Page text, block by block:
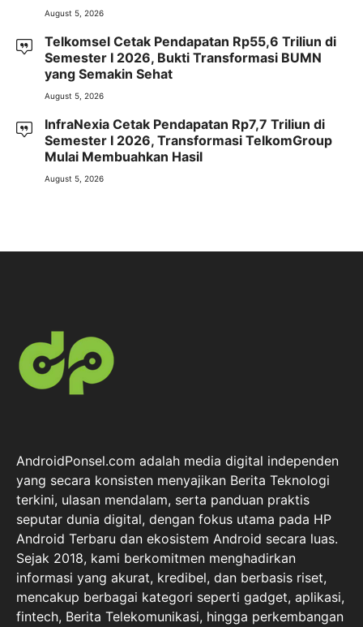
August 5, 2026
Telkomsel Cetak Pendapatan Rp55,6 Triliun di
Semester I 2026, Bukti Transformasi BUMN
yang Semakin Sehat
August 5, 2026
InfraNexia Cetak Pendapatan Rp7,7 Triliun di
Semester I 2026, Transformasi TelkomGroup
Mulai Membuahkan Hasil
August 5, 2026
AndroidPonsel.com adalah media digital independen
yang secara konsisten menyajikan Berita Teknologi
terkini, ulasan mendalam, serta panduan praktis
seputar dunia digital, dengan fokus utama pada HP
Android Terbaru dan ekosistem Android secara luas.
Sejak 2018, kami berkomitmen menghadirkan
informasi yang akurat, kredibel, dan berbasis riset,
mencakup berbagai kategori seperti gadget, aplikasi,
fintech, Berita Telekomunikasi, hingga perkembangan